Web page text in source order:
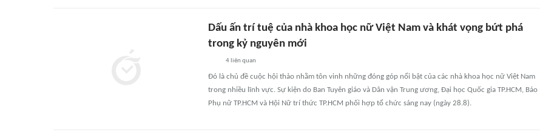
Dấu ấn trí tuệ của nhà khoa học nữ Việt Nam và khát vọng bứt phá
trong kỷ nguyên mới
4 liên quan
Đó là chủ đề cuộc hội thảo nhằm tôn vinh những đóng góp nổi bật của các nhà khoa học nữ Việt Nam
trong nhiều lĩnh vực. Sự kiện do Ban Tuyên giáo và Dân vận Trung ương, Đại học Quốc gia TP.HCM, Báo
Phụ nữ TP.HCM và Hội Nữ trí thức TP.HCM phối hợp tổ chức sáng nay (ngày 28.8).